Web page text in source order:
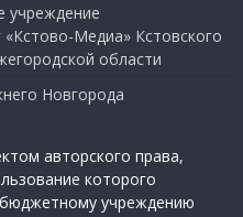
учреждение
Медиа» Кстовского
области
Новгорода
авторского права,
которого
учреждению